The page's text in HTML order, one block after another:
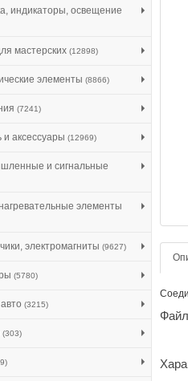
индикаторы, освещение
мастерских (12898)
элементы (8866)
(7241)
и аксессуары (12969)
и сигнальные
элементы
электромагниты (9627)
(5780)
(3215)
(303)